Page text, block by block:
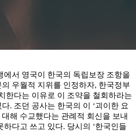
에서 영국이 한국의 독립보장 조항을
우월적 지위를 인정하자, 한국정부
한다는 이유로 이 조약을 철회하라는
. 조던 공사는 한국의 이 ‘괴이한 요
대해 수교했다는 관례적 회신을 보내
다고 쓰고 있다. 당시의 ‘한국인들